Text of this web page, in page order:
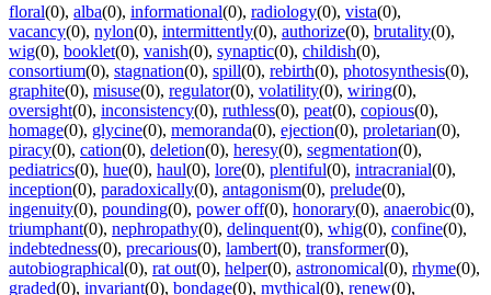
floral(0), alba(0), informational(0), radiology(0), vista(0),
vacancy(0), nylon(0), intermittently(0), authorize(0), brutality(0),
wig(0), booklet(0), vanish(0), synaptic(0), childish(0),
consortium(0), stagnation(0), spill(0), rebirth(0), photosynthesis(0),
graphite(0), misuse(0), regulator(0), volatility(0), wiring(0),
oversight(0), inconsistency(0), ruthless(0), peat(0), copious(0),
homage(0), glycine(0), memoranda(0), ejection(0), proletarian(0),
piracy(0), cation(0), deletion(0), heresy(0), segmentation(0),
pediatrics(0), hue(0), haul(0), lore(0), plentiful(0), intracranial(0),
inception(0), paradoxically(0), antagonism(0), prelude(0),
ingenuity(0), pounding(0), power off(0), honorary(0), anaerobic(0),
triumphant(0), nephropathy(0), delinquent(0), whig(0), confine(0),
indebtedness(0), precarious(0), lambert(0), transformer(0),
autobiographical(0), rat out(0), helper(0), astronomical(0), rhyme(0),
graded(0), invariant(0), bondage(0), mythical(0), renew(0),